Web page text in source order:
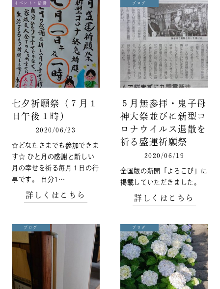
イベント・活動
七夕祈願祭（７月１
日午後１時）
2020/06/23
☆どなたさまでも参加できま
す☆ ひと月の感謝と新しい
月の幸せを祈る毎月１日の行
事です。 自分1…
詳しくはこちら
ブログ
５月無参拝・鬼子母
神大祭並びに新型コ
ロナウイルス退散を
祈る盛運祈願祭
2020/06/19
全国版の新聞「よろこび」に
掲載していただきました。
詳しくはこちら
ブログ ブログ